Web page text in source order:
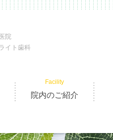
院
イト歯科
Facility
院内のご紹介